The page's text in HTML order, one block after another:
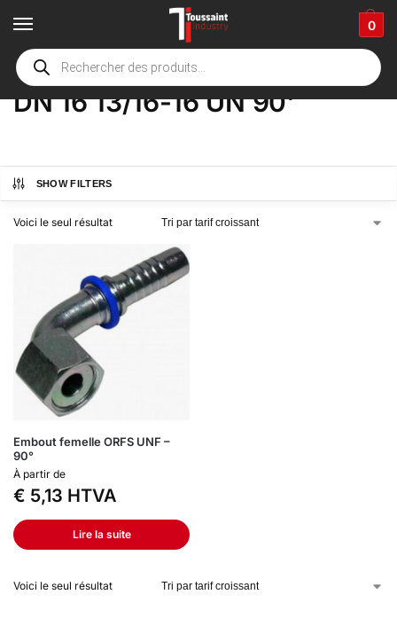
0
Accueil boutique / Product Options
DN 16 13/16-16 UN 90'
SHOW FILTERS
Voici le seul résultat
Embout femelle ORFS UNF –
90°
À partir de
€ 5,13 HTVA
Lire la suite
Voici le seul résultat